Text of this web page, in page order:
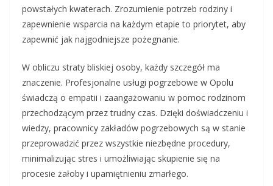
powstałych kwaterach. Zrozumienie potrzeb rodziny i
zapewnienie wsparcia na każdym etapie to priorytet, aby
zapewnić jak najgodniejsze pożegnanie.
W obliczu straty bliskiej osoby, każdy szczegół ma
znaczenie. Profesjonalne usługi pogrzebowe w Opolu
świadczą o empatii i zaangażowaniu w pomoc rodzinom
przechodzącym przez trudny czas. Dzięki doświadczeniu i
wiedzy, pracownicy zakładów pogrzebowych są w stanie
przeprowadzić przez wszystkie niezbędne procedury,
minimalizując stres i umożliwiając skupienie się na
procesie żałoby i upamiętnieniu zmarłego.